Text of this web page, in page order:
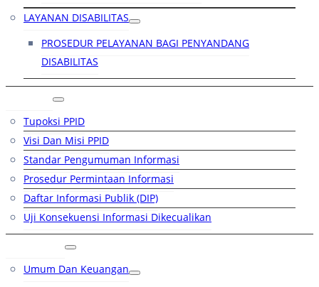
LAYANAN DISABILITAS
PROSEDUR PELAYANAN BAGI PENYANDANG
DISABILITAS
Tupoksi PPID
Visi Dan Misi PPID
Standar Pengumuman Informasi
Prosedur Permintaan Informasi
Daftar Informasi Publik (DIP)
Uji Konsekuensi Informasi Dikecualikan
Umum Dan Keuangan